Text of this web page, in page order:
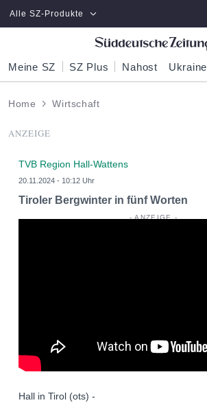
Zum Hauptinhalt springen
Alle SZ-Produkte
Meine SZ SZ Plus Nahost Ukraine
Home Wirtschaft
ANZEIGE
TVB Region Hall-Wattens
20.11.2024 - 10:12 Uhr
Tiroler Bergwinter in fünf Worten
Hall in Tirol (ots) -